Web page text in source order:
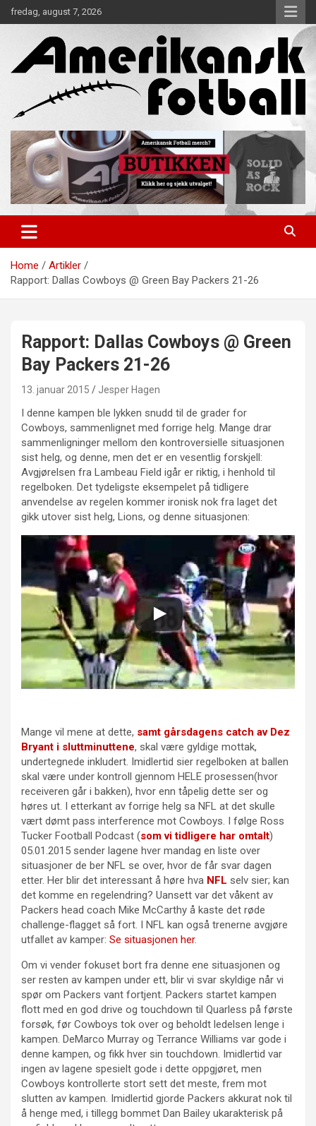
Skip
to
fredag, august 7, 2026
Amerikansk Fotball
Home
Artikler
Rapport: Dallas Cowboys @ Green Bay Packers 21-26
Rapport: Dallas Cowboys @ Green
Bay Packers 21-26
13. januar 2015 Jesper Hagen
I denne kampen ble lykken snudd til de grader for
Cowboys, sammenlignet med forrige helg. Mange drar
sammenligninger mellom den kontroversielle situasjonen
sist helg, og denne, men det er en vesentlig forskjell:
Avgjørelsen fra Lambeau Field igår er riktig, i henhold til
regelboken. Det tydeligste eksempelet på tidligere
anvendelse av regelen kommer ironisk nok fra laget det
gikk utover sist helg, Lions, og denne situasjonen:
Mange vil mene at dette, samt gårsdagens catch av Dez
Bryant i sluttminuttene, skal være gyldige mottak,
undertegnede inkludert. Imidlertid sier regelboken at ballen
skal være under kontroll gjennom HELE prosessen(hvor
receiveren går i bakken), hvor enn tåpelig dette ser og
høres ut. I etterkant av forrige helg sa NFL at det skulle
vært dømt pass interference mot Cowboys. I følge Ross
Tucker Football Podcast (som vi tidligere har omtalt)
05.01.2015 sender lagene hver mandag en liste over
situasjoner de ber NFL se over, hvor de får svar dagen
etter. Her blir det interessant å høre hva NFL selv sier; kan
det komme en regelendring? Uansett var det våkent av
Packers head coach Mike McCarthy å kaste det røde
challenge-flagget så fort. I NFL kan også trenerne avgjøre
utfallet av kamper: Se situasjonen her.
Om vi vender fokuset bort fra denne ene situasjonen og
ser resten av kampen under ett, blir vi svar skyldige når vi
spør om Packers vant fortjent. Packers startet kampen
flott med en god drive og touchdown til Quarless på første
forsøk, før Cowboys tok over og beholdt ledelsen lenge i
kampen. DeMarco Murray og Terrance Williams var gode i
denne kampen, og fikk hver sin touchdown. Imidlertid var
ingen av lagene spesielt gode i dette oppgjøret, men
Cowboys kontrollerte stort sett det meste, frem mot
slutten av kampen. Imidlertid gjorde Packers akkurat nok til
å henge med, i tillegg bommet Dan Bailey ukarakterisk på